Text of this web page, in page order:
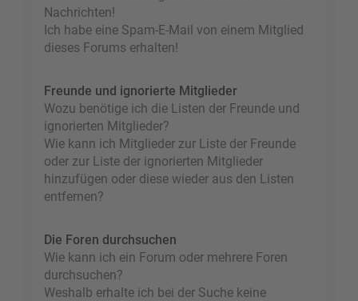
Nachrichten!
Ich habe eine Spam-E-Mail von einem Mitglied
dieses Forums erhalten!
Freunde und ignorierte Mitglieder
Wozu benötige ich die Listen der Freunde und
ignorierten Mitglieder?
Wie kann ich Mitglieder zur Liste der Freunde
oder zur Liste der ignorierten Mitglieder
hinzufügen oder diese wieder aus den Listen
entfernen?
Die Foren durchsuchen
Wie kann ich ein Forum oder mehrere Foren
durchsuchen?
Weshalb erhalte ich bei der Suche keine